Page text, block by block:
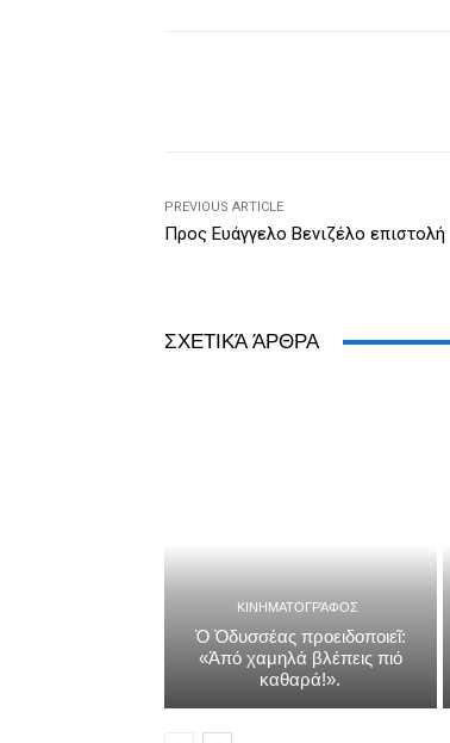
c
k
ss tt
ail tF
PREVIOUS ARTICLE
Προς Ευάγγελο Βενιζέλο επιστολή
ΣΧΕΤΙΚΆ ΆΡΘΡΑ
ΚΙΝΗΜΑΤΟΓΡΆΦΟΣ
Ὁ Ὀδυσσέας προειδοποιεῖ:
«Ἀπό χαμηλά βλέπεις πιό
καθαρά!».